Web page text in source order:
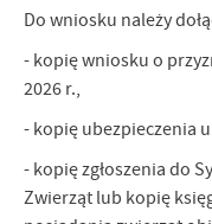
Do wniosku należy
- kopię wniosku o
2026 r.,
- kopię ubezpieczenia
- kopię zgłoszenia do
Zwierząt lub kopię
partnerami oraz innych
społecznościowych.